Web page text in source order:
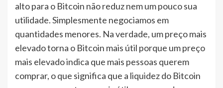
alto para o Bitcoin não reduz nem um pouco sua
utilidade. Simplesmente negociamos em
quantidades menores. Na verdade, um preço mais
elevado torna o Bitcoin mais útil porque um preço
mais elevado indica que mais pessoas querem
comprar, o que significa que a liquidez do Bitcoin